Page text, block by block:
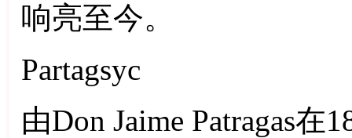
响亮至今。
Partagsyc
由Don Jaime Patragas在